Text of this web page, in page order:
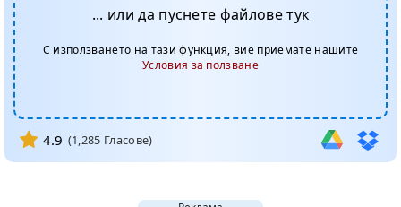
... или да пуснете файлове тук
С използването на тази функция, вие приемате нашите
Условия за ползване
4.9 (1,285 Гласове)